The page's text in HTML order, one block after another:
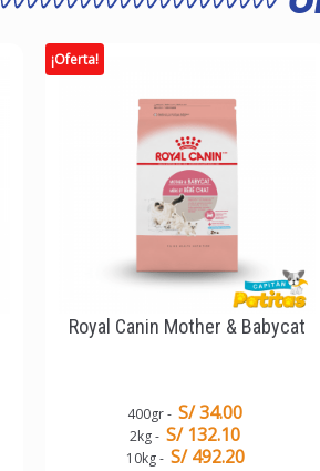
¡Oferta!
Royal Canin Mother & Babycat
400gr S/ 34.00
2kg S/ 132.10
10kg S/ 492.20